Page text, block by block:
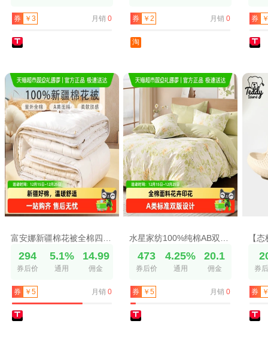
券 ￥3 月销 0 券 ￥2 月销0
淘
券
294
券后价
5.1%
通用
14.99
佣金
券 ￥5 月销 0
473
券后价
4.25%
通用
20.1
佣金
券 ￥5 月销0
券
券